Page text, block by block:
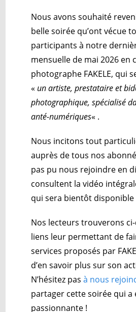
Nous avons souhaité
belle soirée qu’ont vécue
participants à notre
mensuelle de mai 2026 en
photographe FAKELE, qui
« un artiste, prestataire et
photographique, spécialisé
anté-numériques« .
Nous incitons tout
auprès de tous nos
pas pu nous rejoindre en
consultent la vidéo
qui sera bientôt disponible
Nos lecteurs trouverons
liens leur permettant de
services proposés par
d’en savoir plus sur son
N’hésitez pas à nous
partager cette soirée qui a
passionnante !